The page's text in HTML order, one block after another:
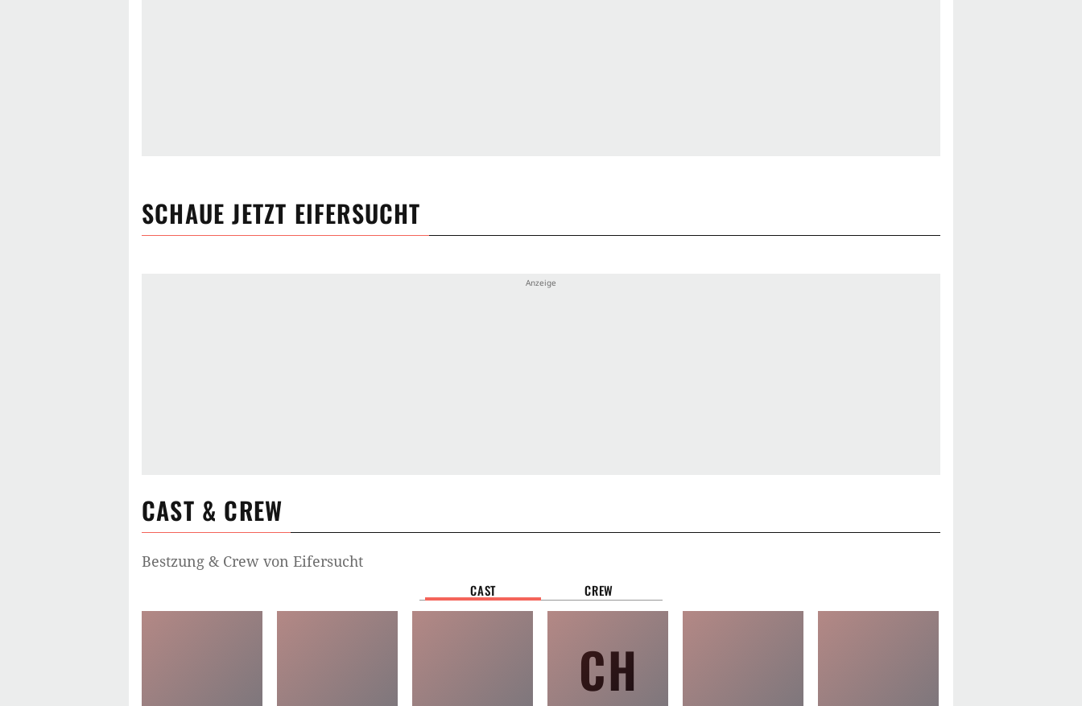
SCHAUE JETZT EIFERSUCHT
CAST & CREW
Bestzung & Crew von Eifersucht
CAST CREW
CH